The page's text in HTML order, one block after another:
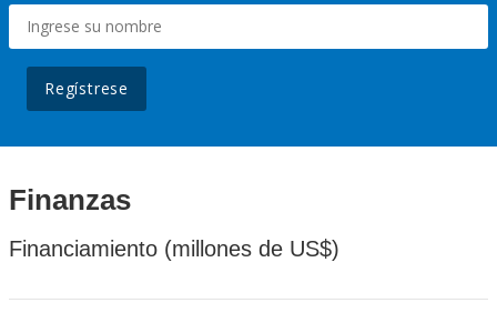
Regístrese
Finanzas
Financiamiento (millones de US$)